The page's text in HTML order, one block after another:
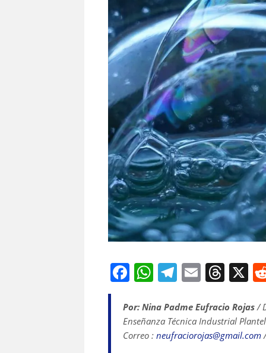
F
c
e
W
at
s
T
e
gr
E
ai
l
T
re
a
X
Por: Nina Padme Eufracio Rojas/
Enseñanza Técnica Industrial
Correo : neufraciorojas@gmail.com